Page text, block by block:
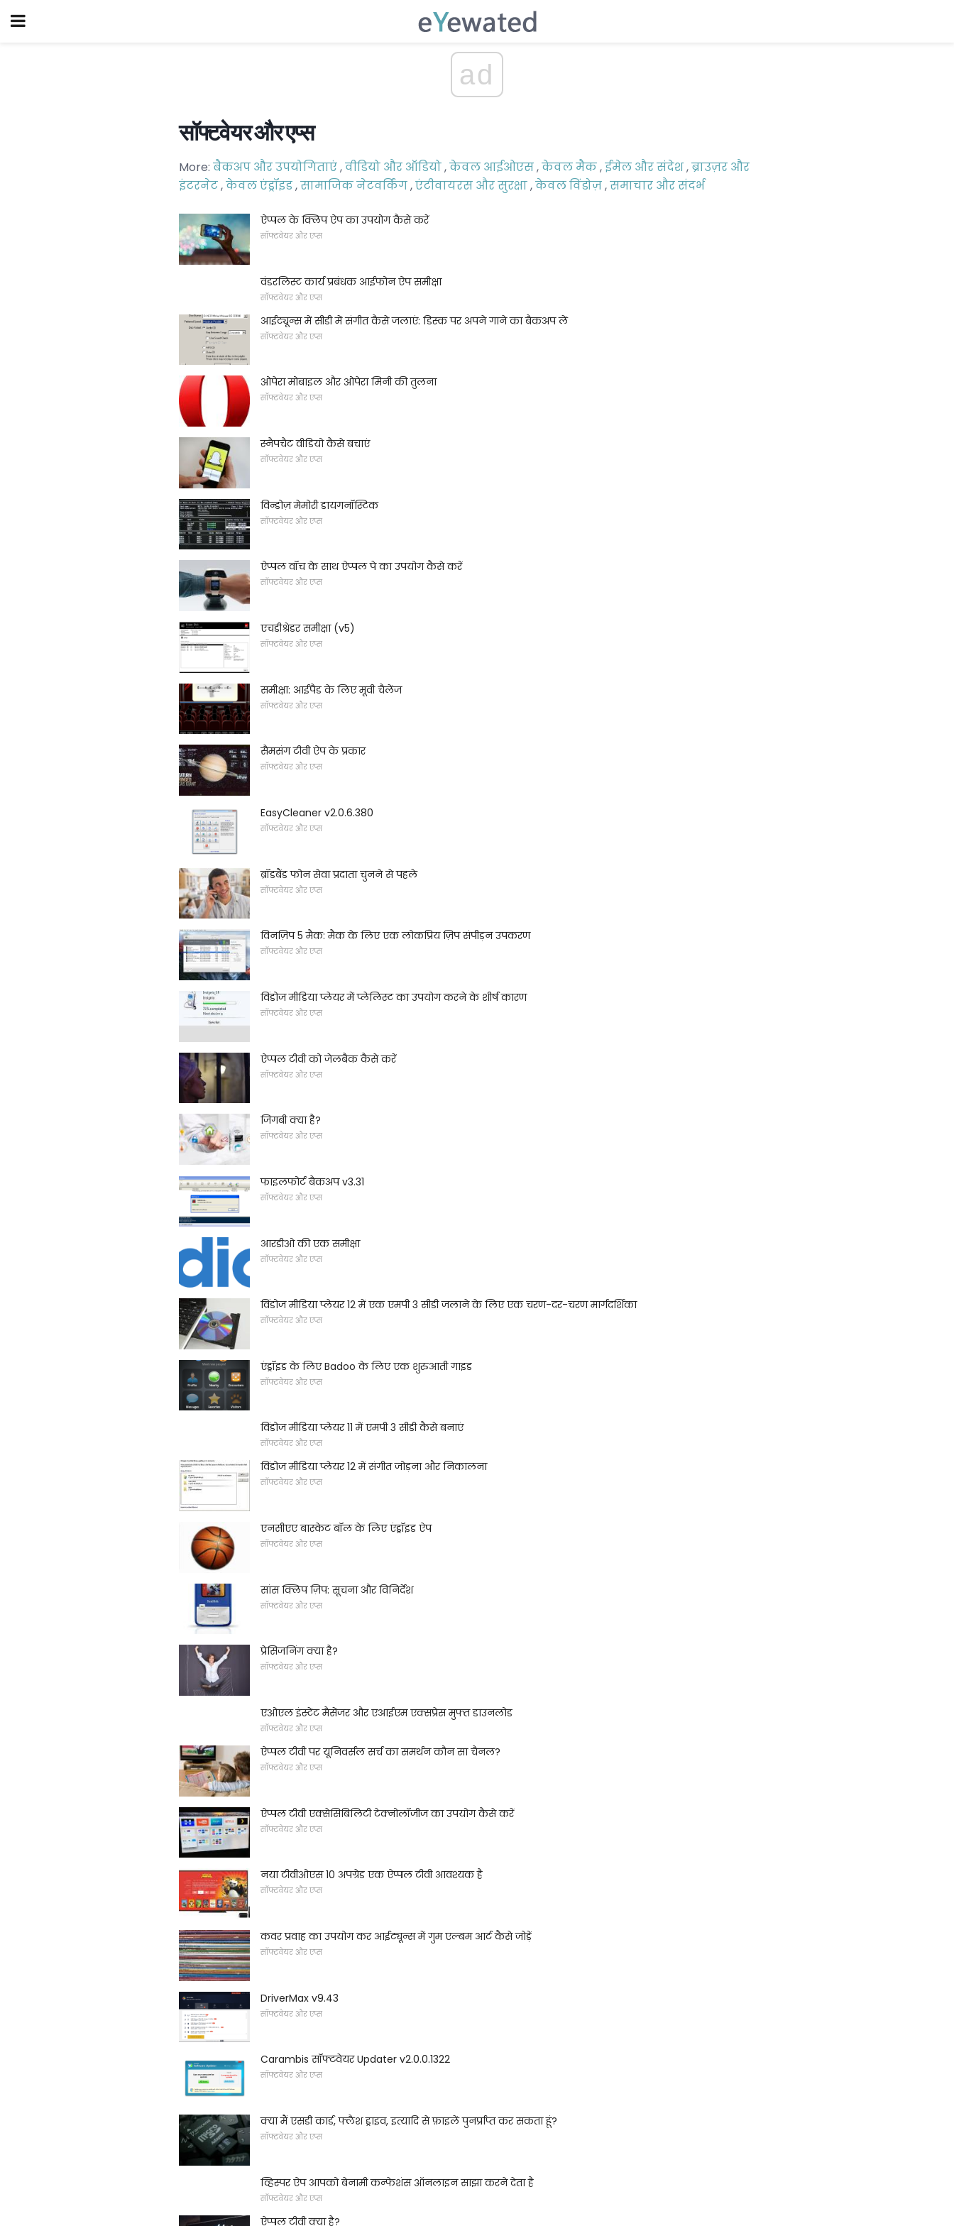
ad
सॉफ्टवेयर और एप्स
More: बैकअप और उपयोगिताएं,वीडियो और ऑडियो,केवल आईओएस,केवल मैक,ईमेल और संदेश,ब्राउज़र और
इंटरनेट,केवल एंड्रॉइड,सामाजिक नेटवर्किंग,एंटीवायरस और सुरक्षा,केवल विंडोज़,समाचार और संदर्भ
ऐप्पल के क्लिप ऐप का उपयोग कैसे करें
सॉफ्टवेयर और एप्स
वंडरलिस्ट कार्य प्रबंधक आईफोन ऐप समीक्षा
सॉफ्टवेयर और एप्स
आईट्यून्स में सीडी में संगीत कैसे जलाएं: डिस्क पर अपने गाने का बैकअप लें
सॉफ्टवेयर और एप्स
ओपेरा मोबाइल और ओपेरा मिनी की तुलना
सॉफ्टवेयर और एप्स
स्नैपचैट वीडियो कैसे बचाएं
सॉफ्टवेयर और एप्स
विन्डोज़ मेमोरी डायगनॉस्टिक
सॉफ्टवेयर और एप्स
ऐप्पल वॉच के साथ ऐप्पल पे का उपयोग कैसे करें
सॉफ्टवेयर और एप्स
एचडीश्रेडर समीक्षा (v5)
सॉफ्टवेयर और एप्स
समीक्षा: आईपैड के लिए मूवी चैलेंज
सॉफ्टवेयर और एप्स
सैमसंग टीवी ऐप के प्रकार
सॉफ्टवेयर और एप्स
EasyCleaner v2.0.6.380
सॉफ्टवेयर और एप्स
ब्रॉडबैंड फोन सेवा प्रदाता चुनने से पहले
सॉफ्टवेयर और एप्स
विनज़िप 5 मैक: मैक के लिए एक लोकप्रिय ज़िप संपीड़न उपकरण
सॉफ्टवेयर और एप्स
विंडोज मीडिया प्लेयर में प्लेलिस्ट का उपयोग करने के शीर्ष कारण
सॉफ्टवेयर और एप्स
ऐप्पल टीवी को जेलबैक कैसे करें
सॉफ्टवेयर और एप्स
जिगबी क्या है?
सॉफ्टवेयर और एप्स
फाइलफोर्ट बैकअप v3.31
सॉफ्टवेयर और एप्स
आरडीओ की एक समीक्षा
सॉफ्टवेयर और एप्स
विंडोज मीडिया प्लेयर 12 में एक एमपी 3 सीडी जलाने के लिए एक चरण-दर-चरण मार्गदर्शिका
सॉफ्टवेयर और एप्स
एंड्रॉइड के लिए Badoo के लिए एक शुरुआती गाइड
सॉफ्टवेयर और एप्स
विंडोज मीडिया प्लेयर 11 में एमपी 3 सीडी कैसे बनाएं
सॉफ्टवेयर और एप्स
विंडोज मीडिया प्लेयर 12 में संगीत जोड़ना और निकालना
सॉफ्टवेयर और एप्स
एनसीएए बास्केट बॉल के लिए एंड्रॉइड ऐप
सॉफ्टवेयर और एप्स
सांस क्लिप ज़िप: सूचना और विनिर्देश
सॉफ्टवेयर और एप्स
प्रेसिजनिंग क्या है?
सॉफ्टवेयर और एप्स
एओएल इंस्टेंट मैसेंजर और एआईएम एक्सप्रेस मुफ्त डाउनलोड
सॉफ्टवेयर और एप्स
ऐप्पल टीवी पर यूनिवर्सल सर्च का समर्थन कौन सा चैनल?
सॉफ्टवेयर और एप्स
ऐप्पल टीवी एक्सेसिबिलिटी टेक्नोलॉजीज का उपयोग कैसे करें
सॉफ्टवेयर और एप्स
नया टीवीओएस 10 अपग्रेड एक ऐप्पल टीवी आवश्यक है
सॉफ्टवेयर और एप्स
कवर प्रवाह का उपयोग कर आईट्यून्स में गुम एल्बम आर्ट कैसे जोड़ें
सॉफ्टवेयर और एप्स
DriverMax v9.43
सॉफ्टवेयर और एप्स
Carambis सॉफ्टवेयर Updater v2.0.0.1322
सॉफ्टवेयर और एप्स
क्या मैं एसडी कार्ड, फ्लैश ड्राइव, इत्यादि से फ़ाइलें पुनर्प्राप्त कर सकता हूं?
सॉफ्टवेयर और एप्स
व्हिस्पर ऐप आपको बेनामी कन्फेशंस ऑनलाइन साझा करने देता है
सॉफ्टवेयर और एप्स
ऐप्पल टीवी क्या है?